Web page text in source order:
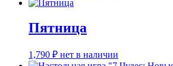
Пятница
1,790 ₽ нет в наличии